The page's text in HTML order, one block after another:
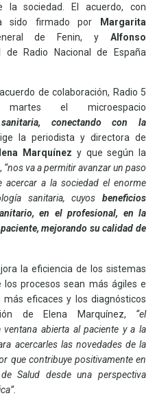
la sociedad. El acuerdo, con
sido firmado por
Margarita
de Fenin, y Alfonso
de Radio Nacional de España
de colaboración, Radio 5
el microespacio
sanitaria, conectando con la
la periodista y directora de
Marquínez y que según la
“nos va a permitir avanzar un paso
acercar a la sociedad el enorme
sanitaria, cuyos beneficios
en el profesional, en la
mejorando su calidad de
la eficiencia de los sistemas
procesos sean más ágiles e
eficaces y los diagnósticos
de Elena Marquínez, “el
ventana abierta al paciente y a la
acercarles las novedades de la
que contribuye positivamente en
Salud desde una perspectiva